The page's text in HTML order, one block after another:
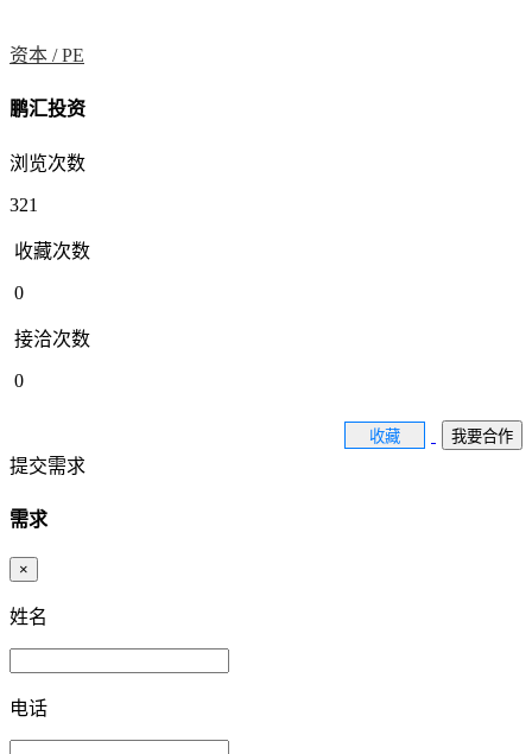
资本 /PE
鹏汇投资
浏览次数
321
收藏次数
0
接洽次数
0
收藏 我要合作
提交需求
需求
×
姓名
电话